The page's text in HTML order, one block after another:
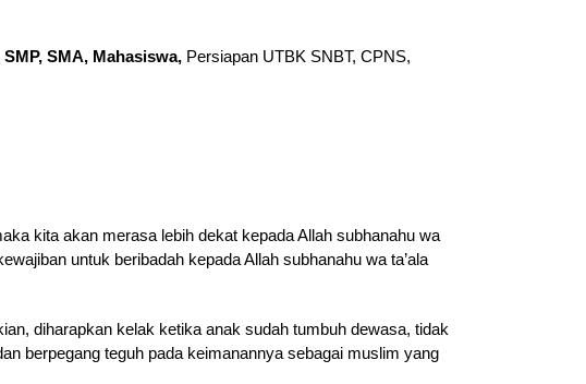
SMP, SMA, Mahasiswa,Persiapan UTBK SNBT, CPNS,
kita akan merasa lebih dekat kepada Allah subhanahu wa
untuk beribadah kepada Allah subhanahu wa ta’ala
diharapkan kelak ketika anak sudah tumbuh dewasa, tidak
berpegang teguh pada keimanannya sebagai muslim yang